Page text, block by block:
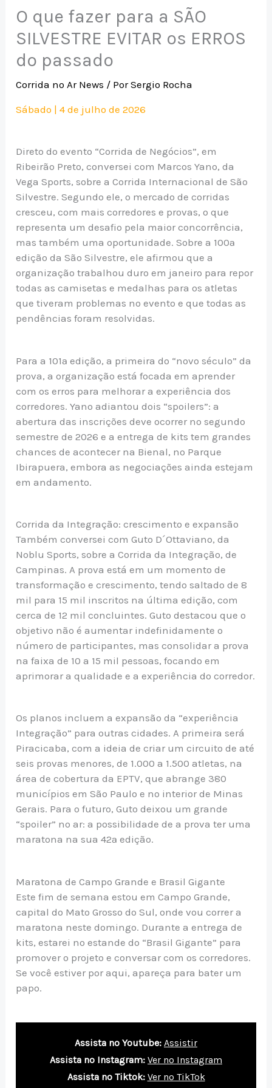
O que fazer para a SÃO
SILVESTRE EVITAR os ERROS
do passado
Corrida no Ar News / PorSergio Rocha
Sábado | 4 de julho de 2026
Direto do evento “Corrida de Negócios”, em
Ribeirão Preto, conversei com Marcos Yano, da
Vega Sports, sobre a Corrida Internacional de São
Silvestre. Segundo ele, o mercado de corridas
cresceu, com mais corredores e provas, o que
representa um desafio pela maior concorrência,
mas também uma oportunidade. Sobre a 100ª
edição da São Silvestre, ele afirmou que a
organização trabalhou duro em janeiro para repor
todas as camisetas e medalhas para os atletas
que tiveram problemas no evento e que todas as
pendências foram resolvidas.
Para a 101ª edição, a primeira do “novo século” da
prova, a organização está focada em aprender
com os erros para melhorar a experiência dos
corredores. Yano adiantou dois “spoilers”: a
abertura das inscrições deve ocorrer no segundo
semestre de 2026 e a entrega de kits tem grandes
chances de acontecer na Bienal, no Parque
Ibirapuera, embora as negociações ainda estejam
em andamento.
Corrida da Integração: crescimento e expansão
Também conversei com Guto D´Ottaviano, da
Noblu Sports, sobre a Corrida da Integração, de
Campinas. A prova está em um momento de
transformação e crescimento, tendo saltado de 8
mil para 15 mil inscritos na última edição, com
cerca de 12 mil concluintes. Guto destacou que o
objetivo não é aumentar indefinidamente o
número de participantes, mas consolidar a prova
na faixa de 10 a 15 mil pessoas, focando em
aprimorar a qualidade e a experiência do corredor.
Os planos incluem a expansão da “experiência
Integração” para outras cidades. A primeira será
Piracicaba, com a ideia de criar um circuito de até
seis provas menores, de 1.000 a 1.500 atletas, na
área de cobertura da EPTV, que abrange 380
municípios em São Paulo e no interior de Minas
Gerais. Para o futuro, Guto deixou um grande
“spoiler” no ar: a possibilidade de a prova ter uma
maratona na sua 42ª edição.
Maratona de Campo Grande e Brasil Gigante
Este fim de semana estou em Campo Grande,
capital do Mato Grosso do Sul, onde vou correr a
maratona neste domingo. Durante a entrega de
kits, estarei no estande do “Brasil Gigante” para
promover o projeto e conversar com os corredores.
Se você estiver por aqui, apareça para bater um
papo.
Assista no Youtube: Assistir
Assista no Instagram: Ver no Instagram
Assista no Tiktok: Ver no TikTok